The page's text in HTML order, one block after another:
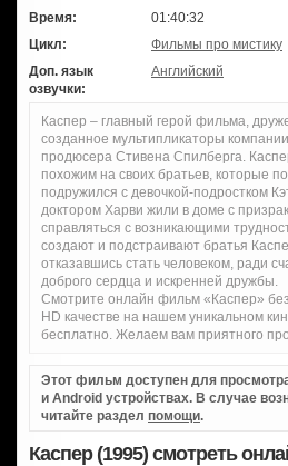
Время:
01:40:32
Цикл:
Фильмы про мистику
Доп. язык
озвучки:
Английский
Каспер – главный герой фильма,
созданное мультипликаторы
продюсера Стивена Спилберга.
похожим на своих братьев, которые
подружился с девочкой-подростком
доктором Харви жили в доме с
справляться с возникающими
создают и подстраивают братья
отказавшись стать человеком, ради
доброго сердца и искренней дружбы.
Смотрите онлайн фильм «Каспер»
HD качестве на нашем уникальном
бесплатно. Желаем вам приятного
Этот фильм доступен для
и Android устройствах. В случае
читайте раздел помощи.
Каспер (1995) смотреть